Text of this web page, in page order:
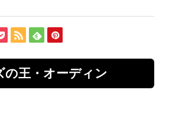
の王・オーディン